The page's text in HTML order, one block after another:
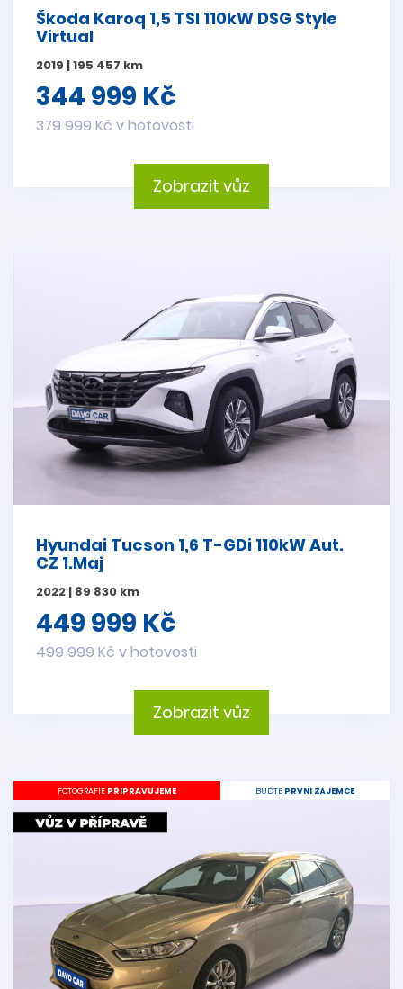
Škoda Karoq 1,5 TSI 110kW DSG Style
Virtual
2019 | 195 457 km
344 999 Kč
379 999 Kč v hotovosti
Zobrazit vůz
Hyundai Tucson 1,6 T-GDi 110kW Aut.
CZ 1.Maj
2022 | 89 830 km
449 999 Kč
499 999 Kč v hotovosti
Zobrazit vůz
FOTOGRAFIE PŘIPRAVUJEME BUĎTE PRVNÍ ZÁJEMCE